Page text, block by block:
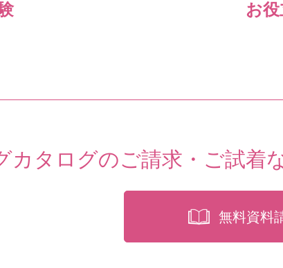
お
カタログのご請求・ご試着
無料資料